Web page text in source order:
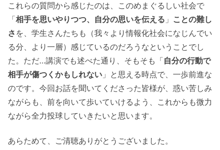
これらの質問から感じたのは、このめまぐるしい社会で
「相手を思いやりつつ、自分の思いを伝える 」 ことの難し
さ を、学生さんたちも（我々より情報化社会になじんでい
る分、より一層）感じているのだろうなということでし
た。ただ…講演でも述べた通り、そもそも「自分の行動で
相手が傷つくかもしれない 」と思える時点で、一歩前進な
のです。今回お話を聞いてくださった皆様が、惑い苦しみ
ながらも、前を向いて歩いていけるよう、これからも微力
ながら全力投球していきたいと思います。
あらためて、ご清聴ありがとうございました。